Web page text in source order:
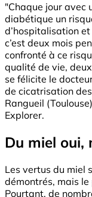
"Chaque jour avec
diabétique un
d’hospitalisation
c’est deux mois
confronté à ce
qualité de vie,
se félicite le
de cicatrisation
Rangueil
Explorer.
Du miel oui,
Les vertus du miel
démontrés, mais
Pourtant, de